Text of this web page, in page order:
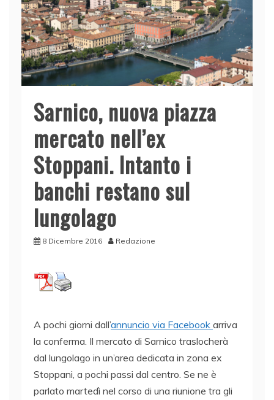
Sarnico, nuova piazza
mercato nell’ex
Stoppani. Intanto i
banchi restano sul
lungolago
8 Dicembre 2016 Redazione
A pochi giorni dall’annuncio via Facebook arriva
la conferma. Il mercato di Sarnico traslocherà
dal lungolago in un’area dedicata in zona ex
Stoppani, a pochi passi dal centro. Se ne è
parlato martedì nel corso di una riunione tra gli